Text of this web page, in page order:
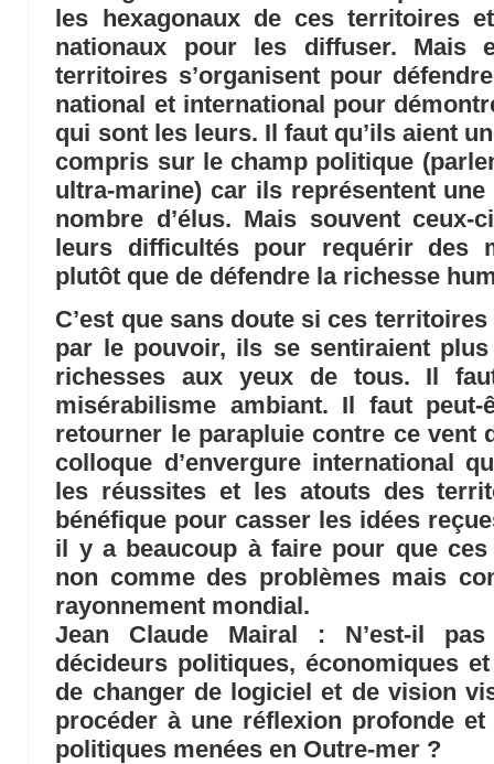
les hexagonaux de ces territoires
nationaux pour les diffuser. Mais
territoires s’organisent pour
national et international pour
qui sont les leurs. Il faut qu’ils aient
compris sur le champ politique
ultra-marine) car ils représentent
nombre d’élus. Mais souvent
leurs difficultés pour requérir des
plutôt que de défendre la richesse
C’est que sans doute si ces
par le pouvoir, ils se sentiraient
richesses aux yeux de tous. Il
misérabilisme ambiant. Il faut
retourner le parapluie contre ce vent
colloque d’envergure international
les réussites et les atouts des
bénéfique pour casser les idées
il y a beaucoup à faire pour que
non comme des problèmes mais
rayonnement mondial.
Jean Claude Mairal : N’est-il
décideurs politiques, économiques
de changer de logiciel et de vision
procéder à une réflexion profonde
politiques menées en Outre-mer ?